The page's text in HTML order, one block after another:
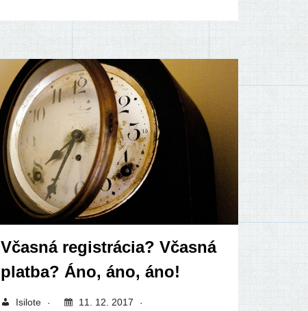
Včasná registrácia? Včasná
platba? Áno, áno, áno!
Isilote
11. 12. 2017